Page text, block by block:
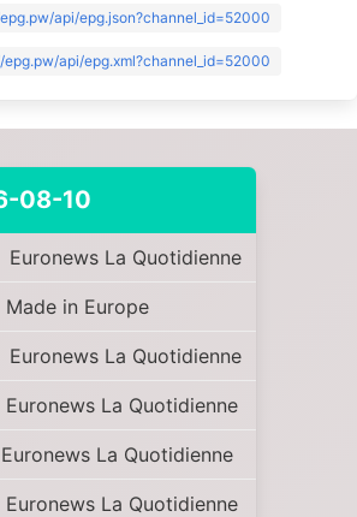
api/epg.json?channel_id=52000
epg.pw/api/epg.xml?channel_id=52000
08-10
Euronews La Quotidienne
Made in Europe
Euronews La Quotidienne
Euronews La Quotidienne
Euronews La Quotidienne
Euronews La Quotidienne